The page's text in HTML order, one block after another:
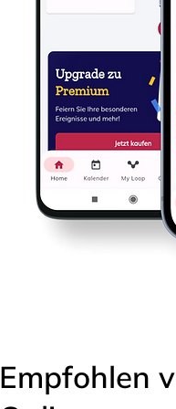
Empfohlen